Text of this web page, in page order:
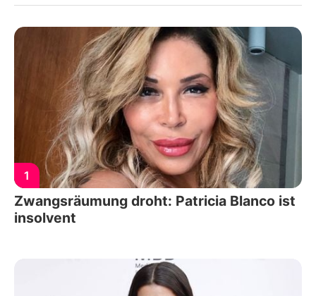
1
Zwangsräumung droht: Patricia Blanco ist
insolvent